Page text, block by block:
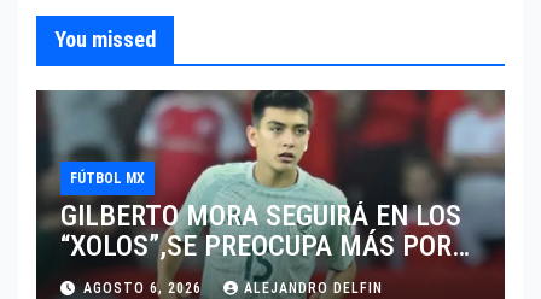
You missed
FÚTBOL MX
GILBERTO MORA SEGUIRÁ EN LOS
“XOLOS”,SE PREOCUPA MÁS POR
JUGAR EN SU EQUIPO.
AGOSTO 6, 2026 ALEJANDRO DELFIN